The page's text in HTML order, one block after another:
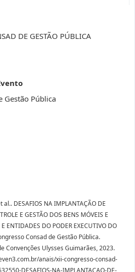
DE GESTÃO PÚBLICA
Gestão Pública
DESAFIOS NA IMPLANTAÇÃO DE
E GESTÃO DOS BENS MÓVEIS E
ENTIDADES DO PODER EXECUTIVO DO
Consad de Gestão Pública.
Convenções Ulysses Guimarães, 2023.
anais/xii-congresso-consad-
DESAFIOS-NA-IMPLANTACAO-DE-